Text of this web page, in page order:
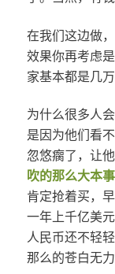
在我们这边做
效果你再考虑
家基本都是几
为什么很多人
是因为他们看
忽悠瘸了，让
吹的那么大本
肯定抢着买，
一年上千亿美
人民币还不轻
那么的苍白无力